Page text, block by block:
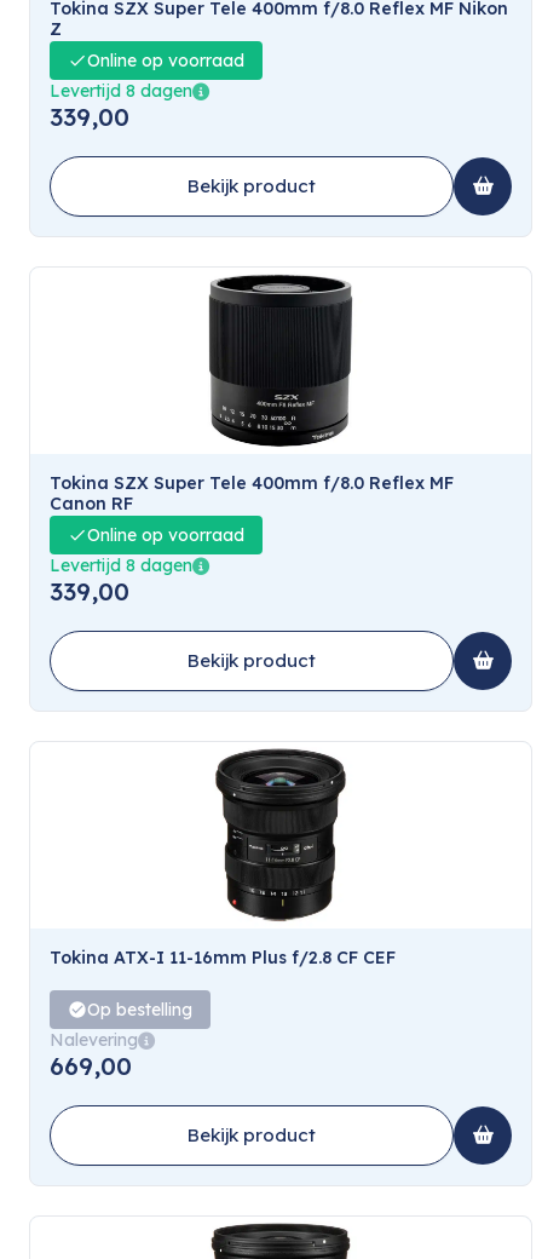
Tokina SZX Super Tele 400mm f/8.0 Reflex MF Nikon
Z
Online op voorraad
Levertijd 8 dagen
339,00
Bekijk product
Tokina SZX Super Tele 400mm f/8.0 Reflex MF
Canon RF
Online op voorraad
Levertijd 8 dagen
339,00
Bekijk product
Tokina ATX-I 11-16mm Plus f/2.8 CF CEF
Op bestelling
Nalevering
669,00
Bekijk product